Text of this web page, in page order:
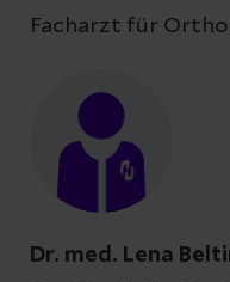
Facharzt für
Dr. med. Lena